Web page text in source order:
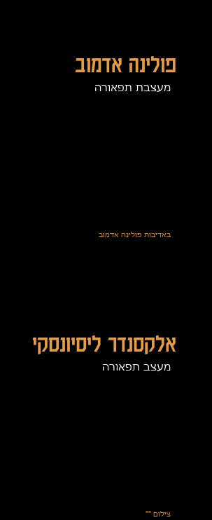
פולינה אדמוב
מעצבת תפאורה
באדיבות פולינה אדמוב
אלקסנדר ליסיונסקי
מעצב תפאורה
צילום ""